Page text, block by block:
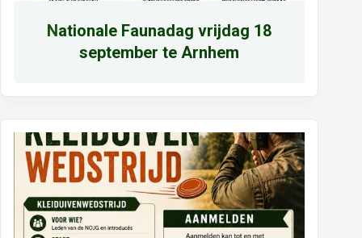
Nationale Faunadag vrijdag 18
september te Arnhem